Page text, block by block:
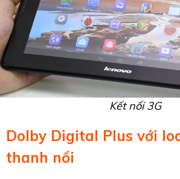
Kết nối 3G
Dolby Digital Plus với
thanh nổi